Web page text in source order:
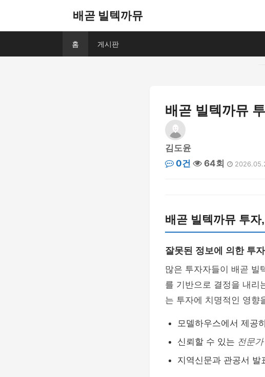
배곧 빌텍까뮤
홈 게시판
배곧 빌텍까뮤
김도윤
0건
64회
배곧 빌텍까뮤 투
잘못된 정보에 의한 투자
많은 투자자들이 배곧 빌
를 기반으로 결정을 내리
는 투자에 치명적인 영향
모델하우스에서 제공
신뢰할 수 있는 전문
지역신문과 관공서 발